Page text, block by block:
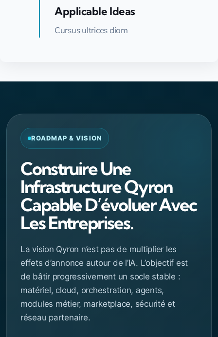
Applicable Ideas
Cursus ultrices diam
ROADMAP & VISION
Construire Une
Infrastructure Qyron
Capable D’évoluer Avec
Les Entreprises.
La vision Qyron n’est pas de multiplier les
effets d’annonce autour de l’IA. L’objectif est
de bâtir progressivement un socle stable :
matériel, cloud, orchestration, agents,
modules métier, marketplace, sécurité et
réseau partenaire.